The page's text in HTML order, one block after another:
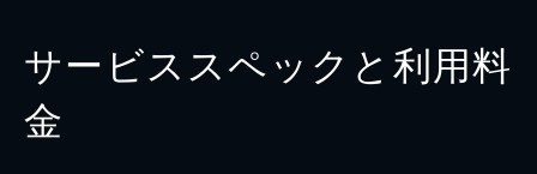
サービススペックと利用料
金